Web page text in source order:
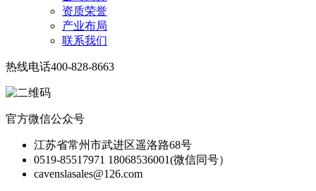
资质荣誉
产业布局
联系我们
热线电话400-828-8663
官方微信公众号
江苏省常州市武进区遥洛路68号
0519-85517971 18068536001(微信同号）
cavenslasales@126.com